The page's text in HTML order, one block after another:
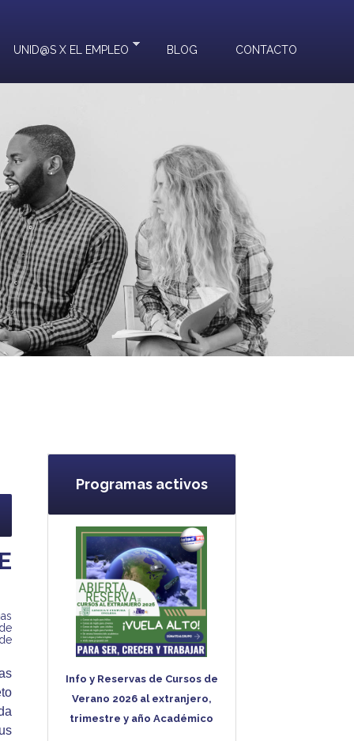
UNID@S X EL EMPLEO BLOG CONTACTO
Programas activos
Info y Reservas de Cursos de
Verano 2026 al extranjero,
trimestre y año Académico